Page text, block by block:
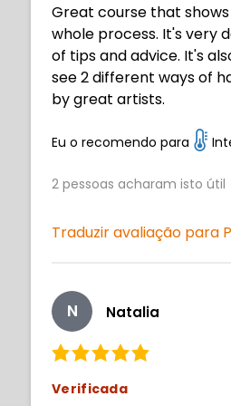
Great course that
whole process. It's very
of tips and advice. It's
see 2 different ways of
by great artists.
Eu o recomendo para
2 pessoas acharam isto útil
Traduzir avaliação para
N Natalia
Verificada